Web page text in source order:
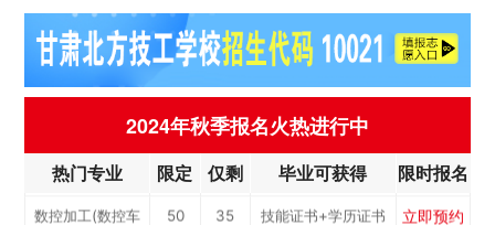
2024年秋季报名火热进行中
热门专业 限定 仅剩 毕业可获得 限时报名
健康服务与管理 28 技能证书+学历证书
护理 90 63 技能证书+学历证书 立即预约
化工工艺 30 21 技能证书+学历证书 立即预约
机电一体化技术 50 35 技能证书+学历证书
3D打印技术应用 30 21 技能证书+学历证书 立即预约
数控加工(数控车 50 35 技能证书+学历证书 立即预约